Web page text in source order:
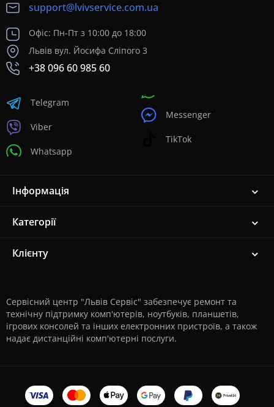
support@lvivservice.com.ua
Офіс: Пн-Пт з 10:00 до 18:00
Львів вул. Йосифа Сліпого 3
+38 096 60 985 60
Telegram
Viber
Whatsapp
Messenger
TikTok
Інформація
Категорії
Клієнту
Сервісний центр "Львів Сервіс" забезпечує ремонт та
технічну підтримку комп'ютерів, ноутбуків, планшетів,
ігрових консолей та інших електронних пристроїв, а також
надає дистанційні комп'ютерні послуги.